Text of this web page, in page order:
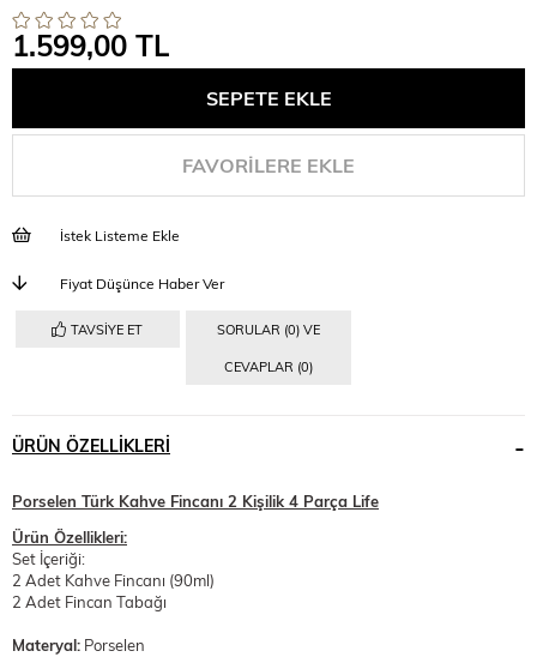
1.599,00 TL
FAVORILERE EKLE
İstek Listeme Ekle
Fiyat Düşünce Haber Ver
TAVSIYE ET SORULAR (0) VE
CEVAPLAR (0)
ÜRÜN ÖZELLIKLERI
Porselen Türk Kahve Fincanı 2 Kişilik 4 Parça Life
Ürün Özellikleri:
Set İçeriği:
2 Adet Kahve Fincanı (90ml)
2 Adet Fincan Tabağı
Materyal: Porselen